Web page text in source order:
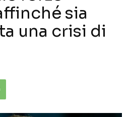
sia
una crisi di